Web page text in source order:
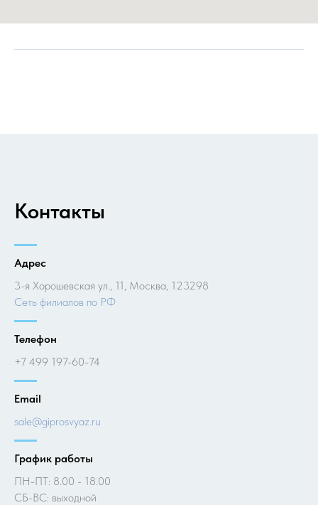
Контакты
Адрес
3-я Хорошевская ул., 11, Москва, 123298
Cеть филиалов по РФ
Телефон
+7 499 197-60-74
Email
sale@giprosvyaz.ru
График работы
ПН-ПТ: 8.00 - 18.00
СБ-ВС: выходной